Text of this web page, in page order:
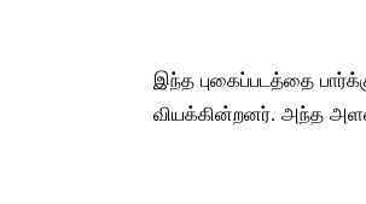
இந்த புகைப்படத்தை
வியக்கின்றனர். அந்த